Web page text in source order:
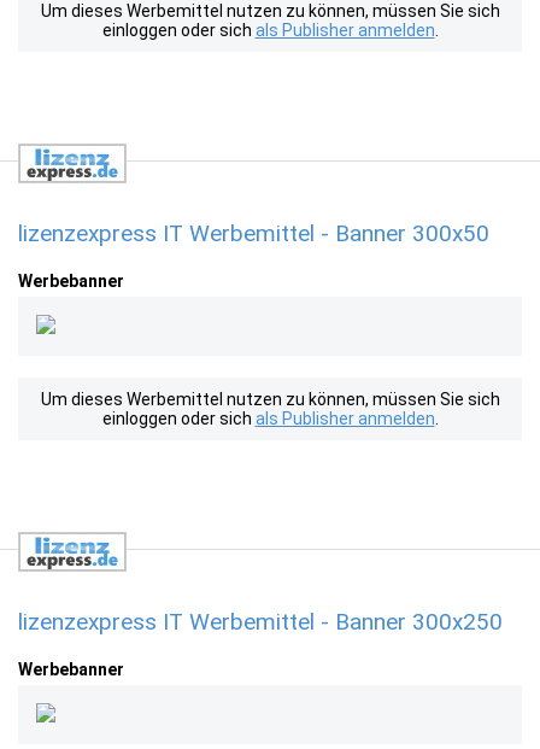
Um dieses Werbemittel nutzen zu können, müssen Sie sich
einloggen oder sich als Publisher anmelden
lizenzexpress IT Werbemittel - Banner 300x50
Werbebanner
Um dieses Werbemittel nutzen zu können, müssen Sie sich
einloggen oder sich als Publisher anmelden
lizenzexpress IT Werbemittel - Banner 300x250
Werbebanner